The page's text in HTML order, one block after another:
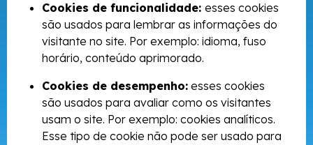
Cookies de funcionalidade: esses cookies
são usados para lembrar as informações do
visitante no site. Por exemplo: idioma, fuso
horário, conteúdo aprimorado.
Cookies de desempenho: esses cookies
são usados para avaliar como os visitantes
usam o site. Por exemplo: cookies analíticos.
Esse tipo de cookie não pode ser usado para